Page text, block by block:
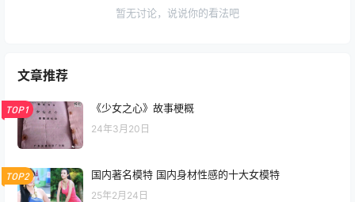
暂无讨论，说说你的看法吧
文章推荐
TOP1 《少女之心》故事梗概
24年3月20日
TOP2 国内著名模特 国内身材性感的十大女模特
25年2月24日